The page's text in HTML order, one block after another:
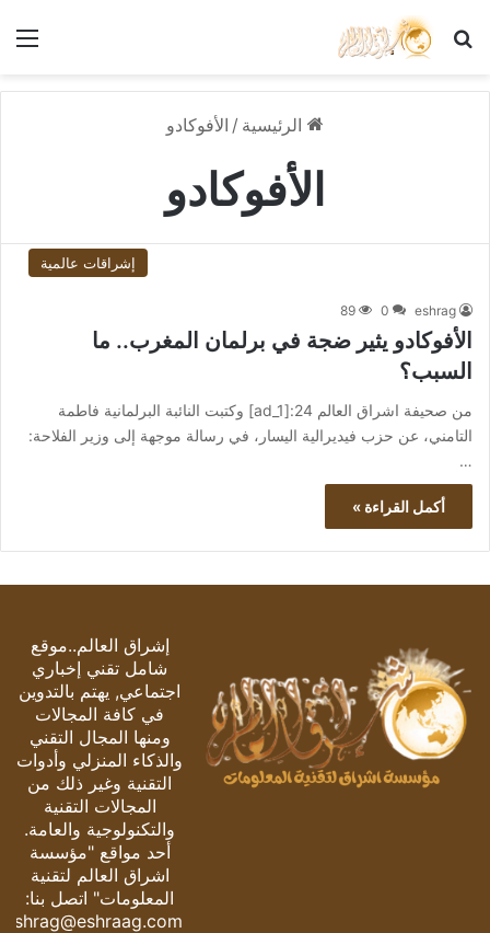
بحث عن
الرئيسية / الأفوكادو
الأفوكادو
إشراقات عالمية
eshrag
0
89
الأفوكادو يثير ضجة في برلمان المغرب.. ما
السبب؟
من صحيفة اشراق العالم 24:[ad_1] وكتبت النائبة البرلمانية فاطمة
التامني، عن حزب فيديرالية اليسار، في رسالة موجهة إلى وزير الفلاحة:
…
أكمل القراءة »
إشراق العالم..موقع
شامل تقني إخباري
اجتماعي, يهتم بالتدوين
في كافة المجالات
ومنها المجال التقني
والذكاء المنزلي وأدوات
التقنية وغير ذلك من
المجالات التقنية
والتكنولوجية والعامة.
أحد مواقع "مؤسسة
اشراق العالم لتقنية
المعلومات" اتصل بنا:
eshrag@eshraag.com